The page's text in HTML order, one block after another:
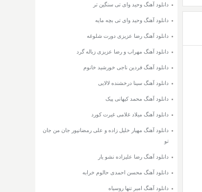
دانلود آهنگ وحید وای تی سنگین تر
دانلود آهنگ وحید وای تی بچه مایه
دانلود آهنگ رضا عزیزی دورت شلوغه
دانلود آهنگ مهراب و رضا عزیزی زباله گرد
دانلود آهنگ فردین ناجی خورشید خانوم
دانلود آهنگ سینا درخشنده لالایی
دانلود آهنگ محمد کیهانی پیک
دانلود آهنگ میلاد غلامی غیرت کورد
دانلود آهنگ مهیار خلیل زاده و علی رمضانپور جان من جان
تو
دانلود آهنگ رضا علیزاده نشو یار
دانلود آهنگ محسن احمدی حالوم خرابه
دانلود آهنگ امیر تنها روسیاه